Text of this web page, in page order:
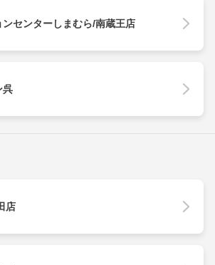
ンセンターしまむら/南蔵王店
呉
店